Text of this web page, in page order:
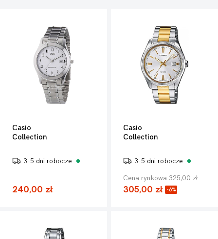
Casio
Collection
3-5 dni robocze
240,00 zł
Casio
Collection
3-5 dni robocze
Cena rynkowa 325,00 zł
305,00 zł -6%